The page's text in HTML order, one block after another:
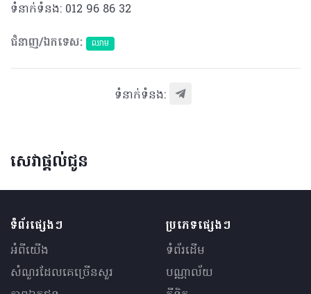
ទំនាក់ទំនង: 012 96 86 32
ជំនាញ/ឯកទេស:
ឈាម
ទំនាក់ទំនង:
សេវាផ្តល់ជូន
ទំព័រផ្សេងៗ
អំពីយើង
សំណួរ​ដែលគេ​ច្រើន​សួរ
ប្រភេទផ្សេងៗ
ទំព័រដើម
បណ្ណាល័យ